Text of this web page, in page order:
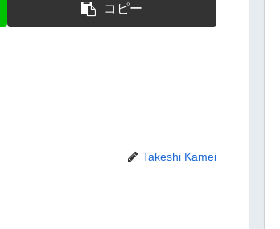
コピー
Takeshi Kamei